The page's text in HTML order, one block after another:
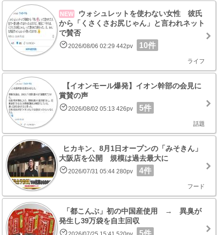
NEW
ウォシュレットを使わない女性 彼氏
から「くさくさお尻じゃん」と言われネット
で賛否
2026/08/06 02:29 442pv 10件
ライフ
【イオンモール爆発】イオン幹部の会見に
賞賛の声
2026/08/02 05:13 426pv 5件
話題
ヒカキン、8月1日オープンの「みそきん」
大阪店を公開 規模は過去最大に
2026/07/31 05:44 280pv 4件
フード
「都こんぶ」初の中国産使用 → 異臭が
発生し39万袋を自主回収
5件